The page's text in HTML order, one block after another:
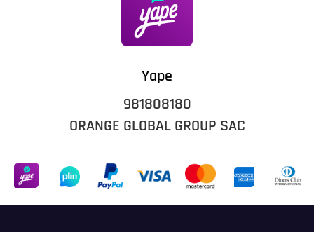
Yape
981808180
ORANGE GLOBAL GROUP SAC